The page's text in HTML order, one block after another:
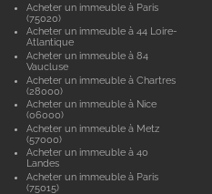
Acheter un immeuble à Paris
(75020)
Acheter un immeuble à 44 Loire-
Atlantique
Acheter un immeuble à 84
Vaucluse
Acheter un immeuble à Chartres
(28000)
Acheter un immeuble à Nice
(06000)
Acheter un immeuble à Metz
(57000)
Acheter un immeuble à 40
Landes
Acheter un immeuble à Paris
(75015)